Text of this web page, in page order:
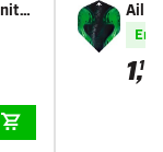
En
1,10